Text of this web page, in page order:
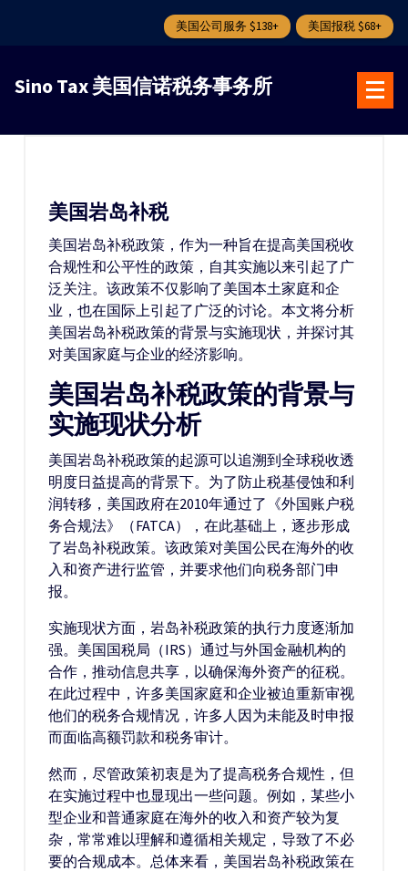
美国公司服务 $138+ 美国报税 $68+
Sino Tax 美国信诺税务事务所
美国岩岛补税
美国岩岛补税政策，作为一种旨在提高美国税收
合规性和公平性的政策，自其实施以来引起了广
泛关注。该政策不仅影响了美国本土家庭和企
业，也在国际上引起了广泛的讨论。本文将分析
美国岩岛补税政策的背景与实施现状，并探讨其
对美国家庭与企业的经济影响。
美国岩岛补税政策的背景与
实施现状分析
美国岩岛补税政策的起源可以追溯到全球税收透
明度日益提高的背景下。为了防止税基侵蚀和利
润转移，美国政府在2010年通过了《外国账户税
务合规法》（FATCA），在此基础上，逐步形成
了岩岛补税政策。该政策对美国公民在海外的收
入和资产进行监管，并要求他们向税务部门申
报。
实施现状方面，岩岛补税政策的执行力度逐渐加
强。美国国税局（IRS）通过与外国金融机构的
合作，推动信息共享，以确保海外资产的征税。
在此过程中，许多美国家庭和企业被迫重新审视
他们的税务合规情况，许多人因为未能及时申报
而面临高额罚款和税务审计。
然而，尽管政策初衷是为了提高税务合规性，但
在实施过程中也显现出一些问题。例如，某些小
型企业和普通家庭在海外的收入和资产较为复
杂，常常难以理解和遵循相关规定，导致了不必
要的合规成本。总体来看，美国岩岛补税政策在